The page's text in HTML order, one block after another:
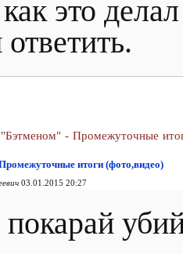
это
- Промежуточные
итоги (фото,видео)
03.01.2015 20:27